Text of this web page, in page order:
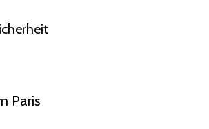
Paris